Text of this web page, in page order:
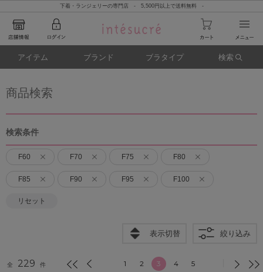
下着・ランジェリーの専門店 - 5,500円以上で送料無料 -
アイテム ブランド ブラタイプ 検索
商品検索
検索条件
F60 F70 F75 F80
F85 F90 F95 F100
リセット
表示切替 絞り込み
全 229 件 1 2 3 4 5